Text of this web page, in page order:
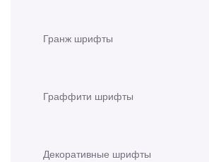
Гранж шрифты
Граффити шрифты
Декоративные шрифты